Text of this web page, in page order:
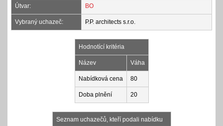
Útvar: BO
Vybraný uchazeč: P.P. architects s.r.o.
Hodnotící kritéria
Název Váha
Nabídková cena 80
Doba plnění 20
Seznam uchazečů, kteří podali nabídku